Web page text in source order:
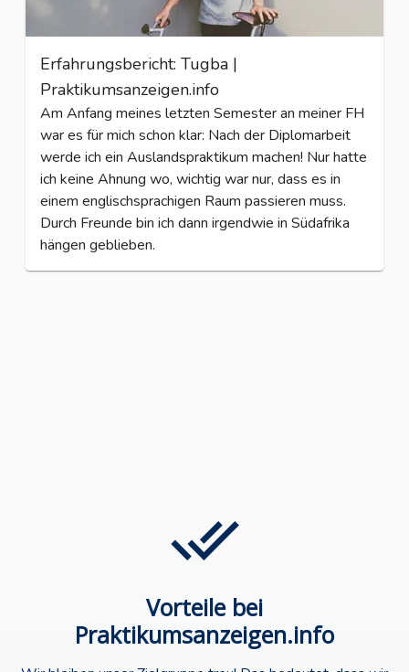
Erfahrungsbericht: Tugba |
Praktikumsanzeigen.info
Am Anfang meines letzten Semester an meiner FH
war es für mich schon klar: Nach der Diplomarbeit
werde ich ein Auslandspraktikum machen! Nur hatte
ich keine Ahnung wo, wichtig war nur, dass es in
einem englischsprachigen Raum passieren muss.
Durch Freunde bin ich dann irgendwie in Südafrika
hängen geblieben.
Vorteile bei
Praktikumsanzeigen.info